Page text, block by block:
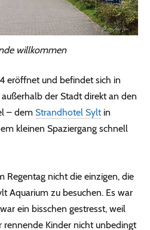
willkommen
eröffnet und befindet sich in
der Stadt direkt an den
– dem Strandhotel Syltin
kleinen Spaziergang schnell
Regentag nicht die einzigen, die
Aquarium zu besuchen. Es war
ein bisschen gestresst, weil
rennende Kinder nicht unbedingt